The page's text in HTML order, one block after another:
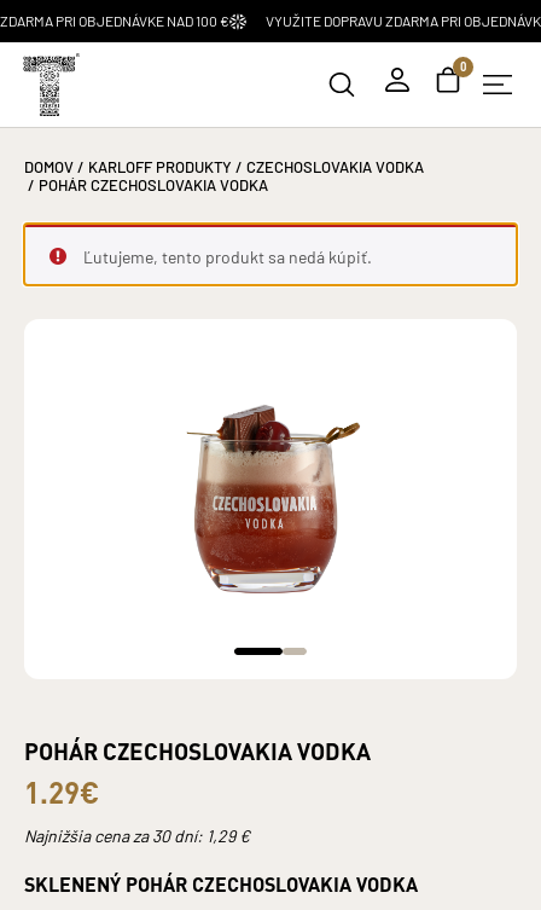
PRI OBJEDNÁVKE NAD 100 € VYUŽITE DOPRAVU ZDARMA PRI OBJEDNÁVKE
0
DOMOV/ KARLOFF PRODUKTY / CZECHOSLOVAKIA VODKA
/ POHÁR CZECHOSLOVAKIA VODKA
Ľutujeme, tento produkt sa nedá kúpiť.
POHÁR CZECHOSLOVAKIA VODKA
1.29€
Najnižšia cena za 30 dní: 1,29€
SKLENENÝ POHÁR CZECHOSLOVAKIA VODKA